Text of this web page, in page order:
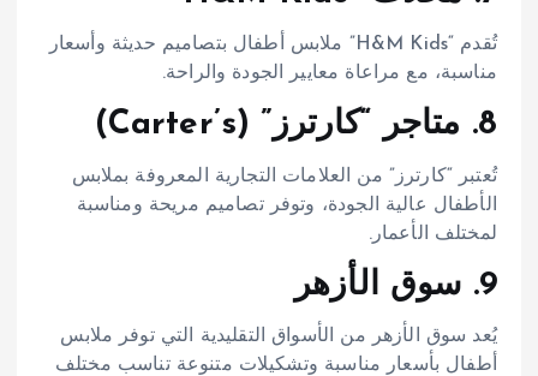
تُقدم “H&M Kids” ملابس أطفال بتصاميم حديثة وأسعار
مناسبة، مع مراعاة معايير الجودة والراحة.​
8. متاجر “كارترز” (Carter’s)
تُعتبر “كارترز” من العلامات التجارية المعروفة بملابس
الأطفال عالية الجودة، وتوفر تصاميم مريحة ومناسبة
لمختلف الأعمار.​
9. سوق الأزهر
يُعد سوق الأزهر من الأسواق التقليدية التي توفر ملابس
أطفال بأسعار مناسبة وتشكيلات متنوعة تناسب مختلف